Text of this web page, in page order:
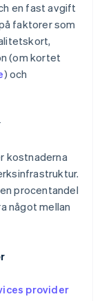
en fast avgift
faktorer som
(om kortet
) och
kostnaderna
procentandel
något mellan
provider